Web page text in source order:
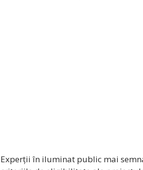
Experții în iluminat public mai